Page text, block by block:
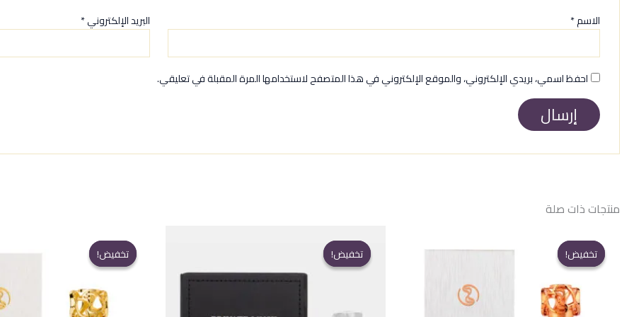
الاسم* البريد الإلكتروني*
احفظ اسمي، بريدي الإلكتروني، والموقع الإلكتروني في هذا المتصفح لاستخدامها المرة المقبلة في تعليقي.
منتجات ذات صلة
تخفيض!
تخفيض! تخفيض!
تخفيض! تخفيض!
تخفيض!